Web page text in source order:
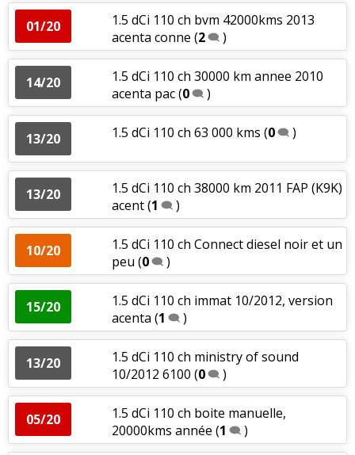
01/20
1.5 dCi 110 ch bvm 42000kms 2013
acenta conne (2 )
14/20
1.5 dCi 110 ch 30000 km annee 2010
acenta pac(0 )
13/20 1.5 dCi 110 ch 63 000 kms (0 )
13/20
1.5 dCi 110 ch 38000 km 2011 FAP (K9K)
acent(1 )
10/20
1.5 dCi 110 ch Connect diesel noir et un
peu (0 )
15/20
1.5 dCi 110 ch immat 10/2012, version
acenta (1 )
13/20
1.5 dCi 110 ch ministry of sound
10/2012 6100 (0 )
05/20
1.5 dCi 110 ch boite manuelle,
20000kms année (1 )